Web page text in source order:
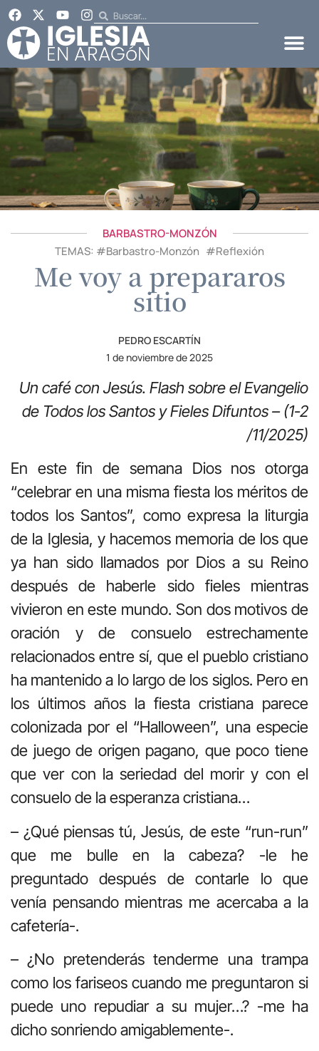
BARBASTRO-MONZÓN
TEMAS: #Barbastro-Monzón #Reflexión
Me voy a prepararos
sitio
PEDRO ESCARTÍN
1 de noviembre de 2025
Un café con Jesús. Flash sobre el Evangelio
de Todos los Santos y Fieles Difuntos – (1-2
/11/2025)
En este fin de semana Dios nos otorga
“celebrar en una misma fiesta los méritos de
todos los Santos”, como expresa la liturgia
de la Iglesia, y hacemos memoria de los que
ya han sido llamados por Dios a su Reino
después de haberle sido fieles mientras
vivieron en este mundo. Son dos motivos de
oración y de consuelo estrechamente
relacionados entre sí, que el pueblo cristiano
ha mantenido a lo largo de los siglos. Pero en
los últimos años la fiesta cristiana parece
colonizada por el “Halloween”, una especie
de juego de origen pagano, que poco tiene
que ver con la seriedad del morir y con el
consuelo de la esperanza cristiana…
– ¿Qué piensas tú, Jesús, de este “run-run”
que me bulle en la cabeza? -le he
preguntado después de contarle lo que
venía pensando mientras me acercaba a la
cafetería-.
– ¿No pretenderás tenderme una trampa
como los fariseos cuando me preguntaron si
puede uno repudiar a su mujer…? -me ha
dicho sonriendo amigablemente-.